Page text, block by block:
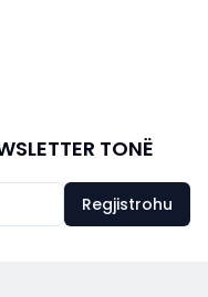
TONË
Regjistrohu